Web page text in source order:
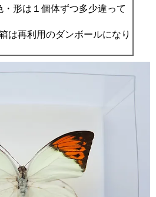
・形は１個体ずつ多少違って
は再利用のダンボールになり